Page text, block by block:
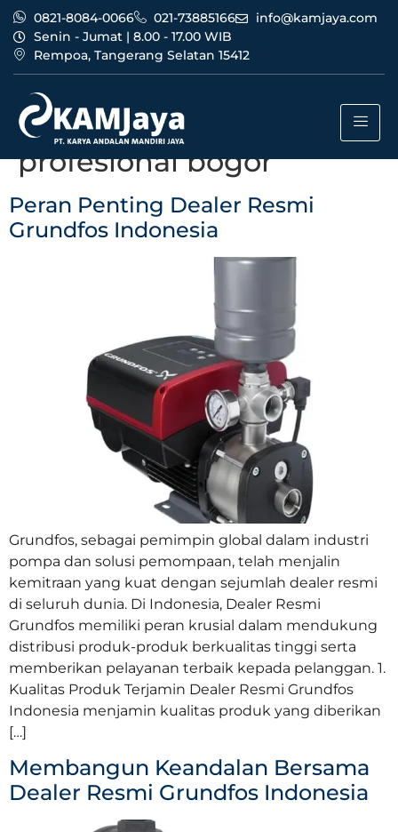
0821-8084-0066 021-73885166
info@kamjaya.com
Senin - Jumat | 8.00 - 17.00 WIB
Rempoa, Tangerang Selatan 15412
Tag:
grundfos indonesia
profesional bogor
Peran Penting Dealer Resmi
Grundfos Indonesia
Grundfos, sebagai pemimpin global dalam industri
pompa dan solusi pemompaan, telah menjalin
kemitraan yang kuat dengan sejumlah dealer resmi
di seluruh dunia. Di Indonesia, Dealer Resmi
Grundfos memiliki peran krusial dalam mendukung
distribusi produk-produk berkualitas tinggi serta
memberikan pelayanan terbaik kepada pelanggan. 1.
Kualitas Produk Terjamin Dealer Resmi Grundfos
Indonesia menjamin kualitas produk yang diberikan
[…]
Membangun Keandalan Bersama
Dealer Resmi Grundfos Indonesia